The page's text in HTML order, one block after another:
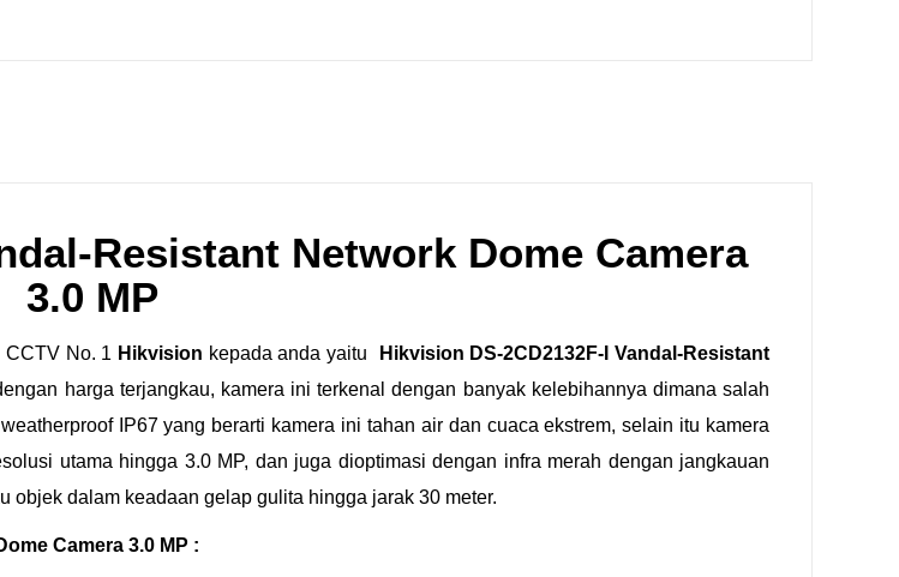
Resistant Network Dome Camera
3.0 MP
CCTV No. 1 Hikvision kepada anda yaitu
Hikvision DS-2CD2132F-I Vandal-Resistant
harga terjangkau, kamera ini terkenal dengan banyak kelebihannya dimana salah
IP67 yang berarti kamera ini tahan air dan cuaca ekstrem, selain itu kamera
utama hingga 3.0 MP, dan juga dioptimasi dengan infra merah dengan jangkauan
objek dalam keadaan gelap gulita hingga jarak 30 meter.
Camera 3.0 MP :